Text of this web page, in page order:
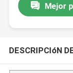
Mejor
DESCRIPCIóN